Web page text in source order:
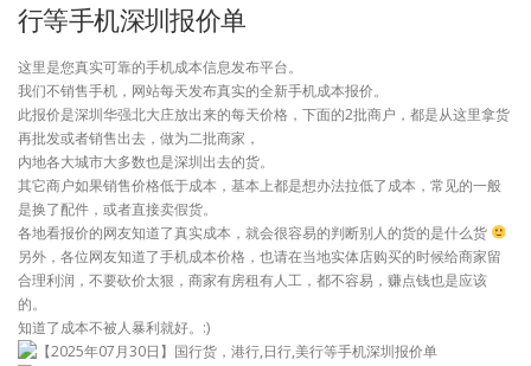
行等手机深圳报价单
这里是您真实可靠的手机成本信息发布平台。
我们不销售手机，网站每天发布真实的全新手机成本报价。
此报价是深圳华强北大庄放出来的每天价格，下面的2批商户，都是从这里拿货
再批发或者销售出去，做为二批商家，
内地各大城市大多数也是深圳出去的货。
其它商户如果销售价格低于成本，基本上都是想办法拉低了成本，常见的一般
是换了配件，或者直接卖假货。
各地看报价的网友知道了真实成本，就会很容易的判断别人的货的是什么货
另外，各位网友知道了手机成本价格，也请在当地实体店购买的时候给商家留
合理利润，不要砍价太狠，商家有房租有人工，都不容易，赚点钱也是应该
的。
知道了成本不被人暴利就好。:)